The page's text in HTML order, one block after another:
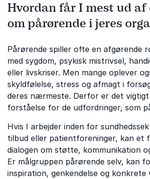
Hvordan får I mest ud af
om pårørende i jeres
Pårørende spiller ofte en afgørende
med sygdom, psykisk mistrivsel,
eller livskriser. Men mange oplever
skyldfølelse, stress og afmagt i
deres nærmeste. Derfor er det
forståelse for de udfordringer, som
Hvis I arbejder inden for
tilbud eller patientforeninger, kan et
dialogen om støtte, kommunikation
Er målgruppen pårørende selv, kan
inspiration, genkendelse og